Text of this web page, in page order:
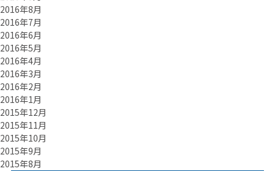
2016年8月
2016年7月
2016年6月
2016年5月
2016年4月
2016年3月
2016年2月
2016年1月
2015年12月
2015年11月
2015年10月
2015年9月
2015年8月